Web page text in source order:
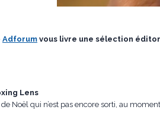
Adforum vous livre une sélection
Lens
Noël qui n’est pas encore sorti, au